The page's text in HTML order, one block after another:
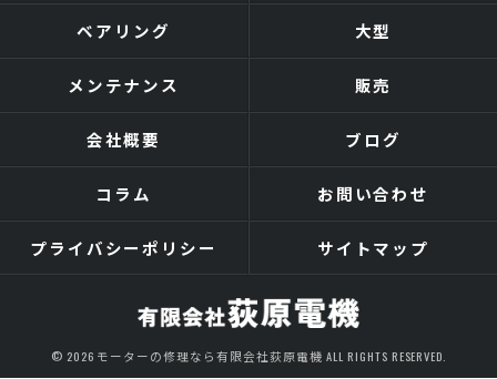
ベアリング 大型
メンテナンス 販売
会社概要 ブログ
コラム お問い合わせ
プライバシーポリシー サイトマップ
© 2026 モーターの修理なら有限会社荻原電機 ALL RIGHTS RESERVED.